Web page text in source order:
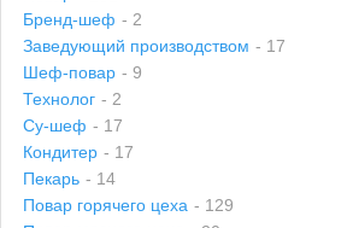
Бренд-шеф - 2
Заведующий производством - 17
Шеф-повар - 9
Технолог - 2
Су-шеф - 17
Кондитер - 17
Пекарь - 14
Повар горячего цеха - 129